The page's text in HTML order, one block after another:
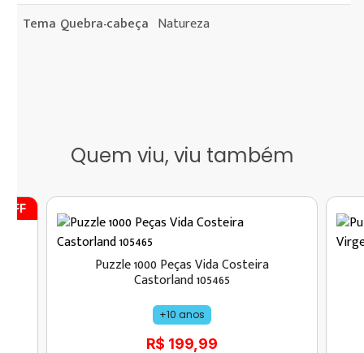
Tema Quebra-cabeça Natureza
Quem viu, viu também
Puzzle 1000 Peças Vida Costeira
Castorland 105465
+10 anos
R$ 199,99
OFF